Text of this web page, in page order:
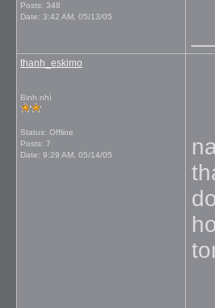
Posts: 348
Date: 3:42 AM, 05/13/05
thanh_eskimo
Binh nhì
Status: Offline
Posts: 7
Date: 9:29 AM, 05/14/05